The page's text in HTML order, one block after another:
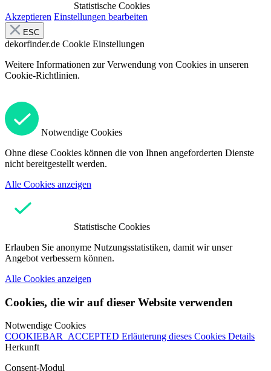
Statistische Cookies
Akzeptieren Einstellungen bearbeiten
ESC
dekorfinder.de Cookie Einstellungen
Weitere Informationen zur Verwendung von Cookies in unseren
Cookie-Richtlinien.
Notwendige Cookies
Ohne diese Cookies können die von Ihnen angeforderten Dienste
nicht bereitgestellt werden.
Alle Cookies anzeigen
Statistische Cookies
Erlauben Sie anonyme Nutzungsstatistiken, damit wir unser
Angebot verbessern können.
Alle Cookies anzeigen
Cookies, die wir auf dieser Website verwenden
Notwendige Cookies
COOKIEBAR_ACCEPTED Erläuterung dieses Cookies Details
Herkunft
Consent-Modul